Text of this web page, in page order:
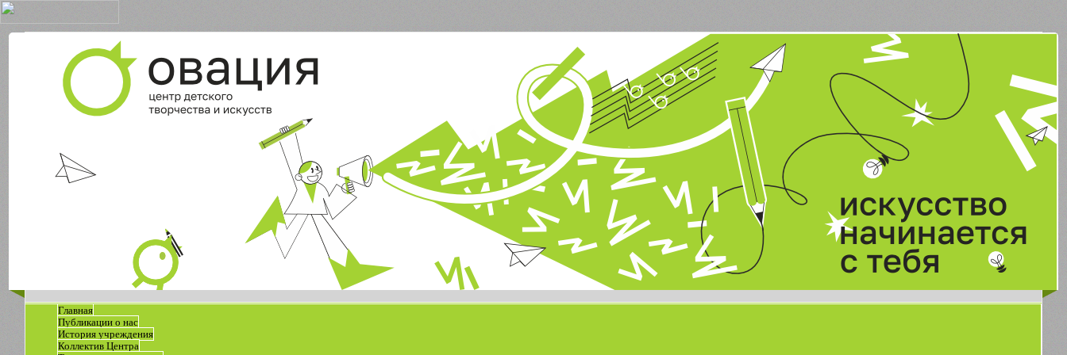
Главная
Публикации о нас
История учреждения
Коллектив Центра